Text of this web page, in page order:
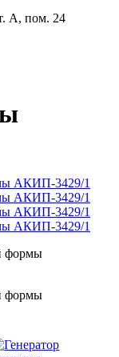
А, пом. 24